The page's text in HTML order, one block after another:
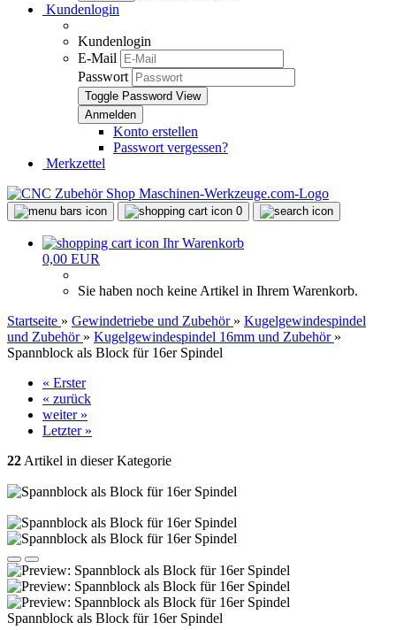
Kundenlogin
Kundenlogin
E-Mail
Passwort
Toggle Password View
Konto erstellen
Passwort vergessen?
Merkzettel
0
Ihr Warenkorb
0,00 EUR
Sie haben noch keine Artikel in Ihrem Warenkorb.
Startseite » Gewindetriebe und Zubehör » Kugelgewindespindel
und Zubehör » Kugelgewindespindel 16mm und Zubehör »
Spannblock als Block für 16er Spindel
« Erster
« zurück
weiter »
Letzter »
22 Artikel in dieser Kategorie
Spannblock als Block für 16er Spindel